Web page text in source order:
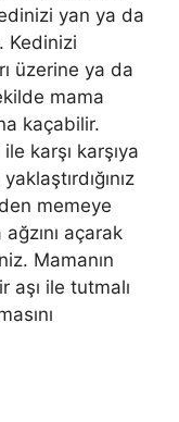
yan ya da
Kedinizi
üzerine ya da
mama
kaçabilir.
karşı karşıya
memeye
ağzını açarak
Mamanın
ile tutmalı